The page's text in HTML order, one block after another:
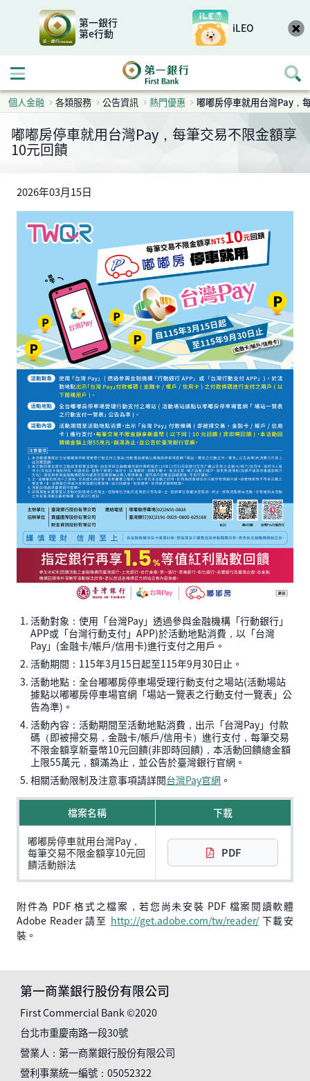
第一銀行
第e行動
iLEO
開啟行動選單
個人金融 各類服務 公告資訊 熱門優惠 嘟嘟房停車就用台灣Pay，
嘟嘟房停車就用台灣Pay，每筆交易不限金額享
10元回饋
2026年03月15日
活動對象：使用「台灣Pay」透過參與金融機構「行動銀行」
APP或「台灣行動支付」APP)於活動地點消費，以「台灣
Pay」(金融卡/帳戶/信用卡)進行支付之用戶。
活動期間：115年3月15日起至115年9月30日止。
活動地點：全台嘟嘟房停車場受理行動支付之場站(活動場站
據點以嘟嘟房停車場官網「場站一覽表之行動支付一覽表」公
告為準)。
活動內容：活動期間至活動地點消費，出示「台灣Pay」付款
碼（即被掃交易，金融卡/帳戶/信用卡）進行支付，每筆交易
不限金額享新臺幣10元回饋(非即時回饋)，本活動回饋總金額
上限55萬元，額滿為止，並公告於臺灣銀行官網。
相關活動限制及注意事項請詳閱台灣Pay官網 。
檔案名稱 下載
嘟嘟房停車就用台灣Pay，
每筆交易不限金額享10元回
饋活動辦法
PDF
附件為 PDF 格式之檔案，若您尚未安裝 PDF 檔案閱讀軟體
Adobe Reader 請至 http://get.adobe.com/tw/reader/下載安
裝。
第一商業銀行股份有限公司
First Commercial Bank ©2020
台北市重慶南路一段30號
營業人：第一商業銀行股份有限公司
營利事業統一編號：05052322